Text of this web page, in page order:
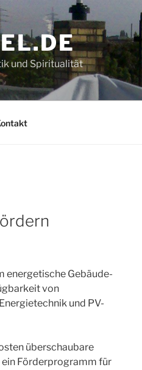
und Spiritualität
energetische Gebäude-
von
und PV-
überschaubare
Förderprogramm für